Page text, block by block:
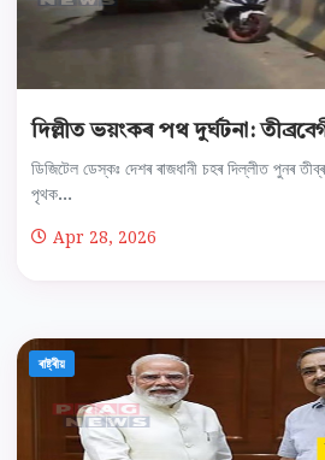
দিল্লীত ভয়ংকৰ পথ দুৰ্ঘটনা:
ডিজিটেল ডেস্কঃ দেশৰ ৰাজধানী চহৰ দিল্লীত পুনৰ
পৃথক...
Apr 28, 2026
ৰাষ্ট্ৰীয়